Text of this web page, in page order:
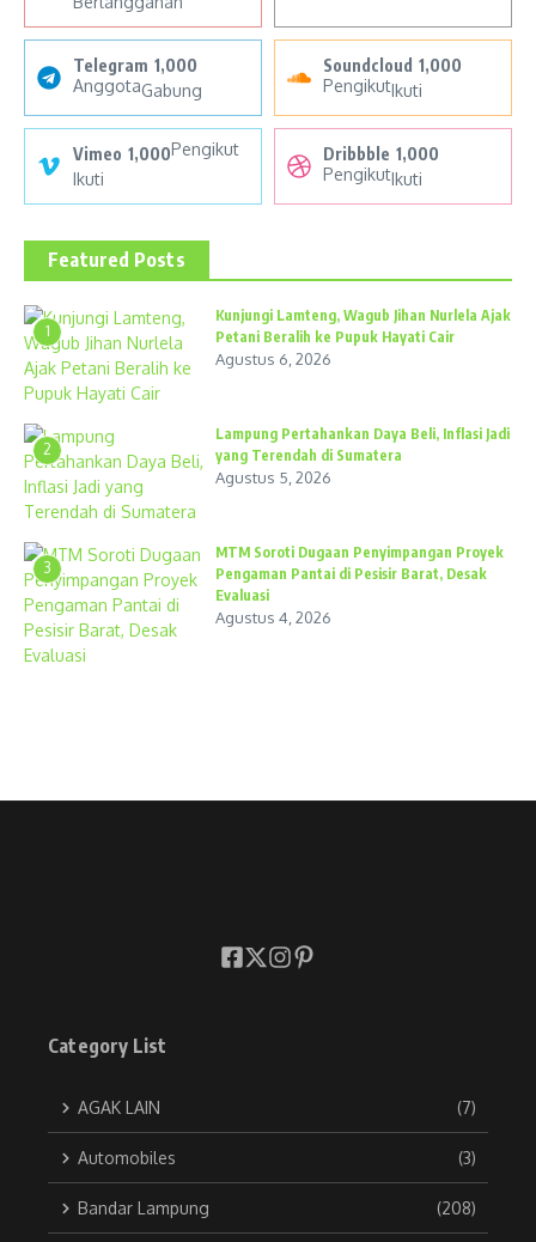
Telegram 1,000
AnggotaGabung
Soundcloud 1,000
PengikutIkuti
Vimeo 1,000Pengikut
Ikuti
Dribbble 1,000
PengikutIkuti
Featured Posts
1
Kunjungi Lamteng, Wagub Jihan Nurlela Ajak
Petani Beralih ke Pupuk Hayati Cair
Agustus 6, 2026
2
Lampung Pertahankan Daya Beli, Inflasi Jadi
yang Terendah di Sumatera
Agustus 5, 2026
3
MTM Soroti Dugaan Penyimpangan Proyek
Pengaman Pantai di Pesisir Barat, Desak
Evaluasi
Agustus 4, 2026
Category List
AGAK LAIN (7)
Automobiles (3)
Bandar Lampung (208)